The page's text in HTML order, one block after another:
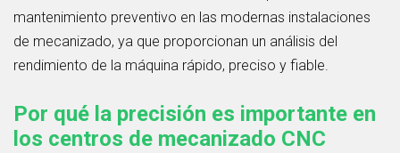
mantenimiento preventivo en las modernas instalaciones
de mecanizado, ya que proporcionan un análisis del
rendimiento de la máquina rápido, preciso y fiable.
Por qué la precisión es importante en
los centros de mecanizado CNC